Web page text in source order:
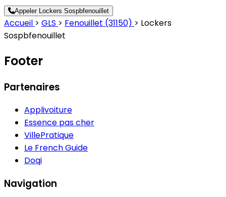
Appeler Lockers Sospbfenouillet
Accueil > GLS > Fenouillet (31150) > Lockers
Sospbfenouillet
Footer
Partenaires
Applivoiture
Essence pas cher
VillePratique
Le French Guide
Doqi
Navigation